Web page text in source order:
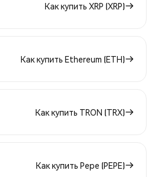
Как купить XRP (XRP)
Как купить Ethereum (ETH)
Как купить TRON (TRX)
Как купить Pepe (PEPE)